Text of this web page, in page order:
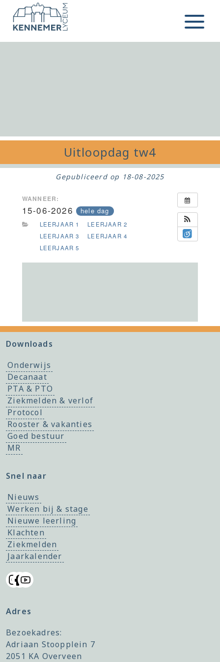
Ga naar de inhoud
Menu
Uitloopdag tw4
Gepubliceerd op 18-08-2025
WANNEER:
15-06-2026 hele dag
LEERJAAR 1
LEERJAAR 2
LEERJAAR 3
LEERJAAR 4
LEERJAAR 5
Downloads
Onderwijs
Decanaat
PTA & PTO
Ziekmelden & verlof
Protocol
Rooster & vakanties
Goed bestuur
MR
Snel naar
Nieuws
Werken bij & stage
Nieuwe leerling
Klachten
Ziekmelden
Jaarkalender
Adres
Bezoekadres:
Adriaan Stoopplein 7
2051 KA Overveen